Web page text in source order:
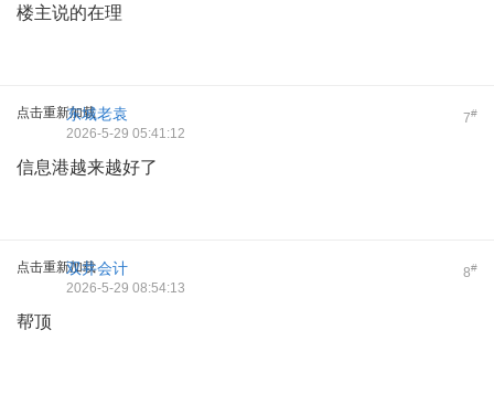
楼主说的在理
点击重新加载 7#
东城老袁
2026-5-29 05:41:12
信息港越来越好了
点击重新加载 8#
双井会计
2026-5-29 08:54:13
帮顶